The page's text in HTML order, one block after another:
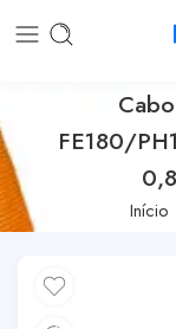
FE180/
Início